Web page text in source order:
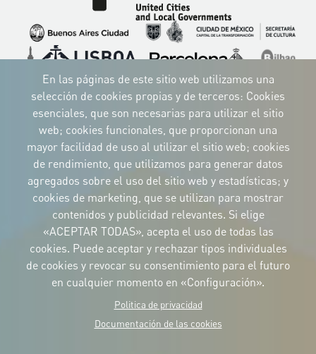
Imagen
Imagen
ImagenImagen Imagen
Imagen
ImagenImagenImagen
IDENTIDAD CORPORATIVA
Descargue
los logotipos
y el manual
NEWSLETTER
CONTACTO
Carrer Avinyó, 15
08002 Barcelona
culture@uclg.org
En las páginas de este sitio web utilizamos una
selección de cookies propias y de terceros: Cookies
esenciales, que son necesarias para utilizar el sitio
web; cookies funcionales, que proporcionan una
mayor facilidad de uso al utilizar el sitio web; cookies
de rendimiento, que utilizamos para generar datos
agregados sobre el uso del sitio web y estadísticas; y
cookies de marketing, que se utilizan para mostrar
contenidos y publicidad relevantes. Si elige
«ACEPTAR TODAS», acepta el uso de todas las
cookies. Puede aceptar y rechazar tipos individuales
de cookies y revocar su consentimiento para el futuro
en cualquier momento en «Configuración».
Politica de privacidad
Documentación de las cookies